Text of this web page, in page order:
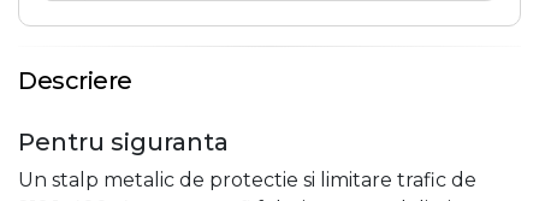
Descriere
Pentru siguranta
Un stalp metalic de protectie si limitare trafic de